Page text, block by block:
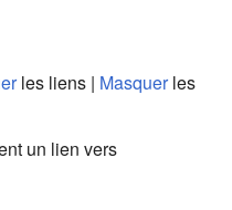
les liens | Masquerles
un lien vers